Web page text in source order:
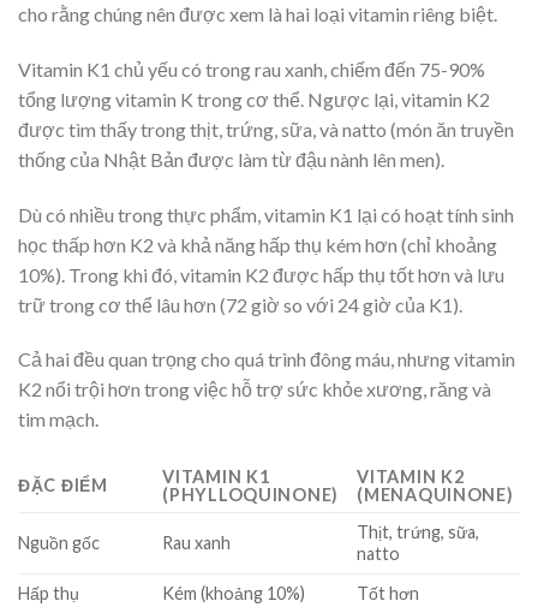
cho rằng chúng nên được xem là hai loại vitamin riêng biệt.
Vitamin K1 chủ yếu có trong rau xanh, chiếm đến 75-90%
tổng lượng vitamin K trong cơ thể. Ngược lại, vitamin K2
được tìm thấy trong thịt, trứng, sữa, và natto (món ăn truyền
thống của Nhật Bản được làm từ đậu nành lên men).
Dù có nhiều trong thực phẩm, vitamin K1 lại có hoạt tính sinh
học thấp hơn K2 và khả năng hấp thụ kém hơn (chỉ khoảng
10%). Trong khi đó, vitamin K2 được hấp thụ tốt hơn và lưu
trữ trong cơ thể lâu hơn (72 giờ so với 24 giờ của K1).
Cả hai đều quan trọng cho quá trình đông máu, nhưng vitamin
K2 nổi trội hơn trong việc hỗ trợ sức khỏe xương, răng và
tim mạch.
ĐẶC ĐIỂM
VITAMIN K1
(PHYLLOQUINONE)
VITAMIN K2
(MENAQUINONE)
Nguồn gốc Rau xanh
Thịt, trứng, sữa,
natto
Hấp thụ
Kém (khoảng 10%)
Tốt hơn